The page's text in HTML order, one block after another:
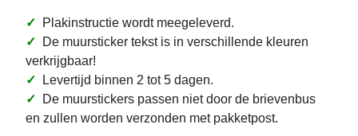
✓ Plakinstructie wordt meegeleverd.
✓ De muursticker tekst is in verschillende kleuren
verkrijgbaar!
✓ Levertijd binnen 2 tot 5 dagen.
✓ De muurstickers passen niet door de brievenbus
en zullen worden verzonden met pakketpost.